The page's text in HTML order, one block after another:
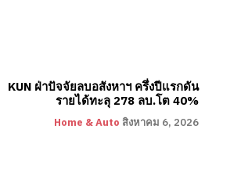
KUN ฝ่าปัจจัยลบอสังหาฯ ครึ่งปีแรกดัน
รายได้ทะลุ 278 ลบ.โต 40%
Home & Auto สิงหาคม 6, 2026